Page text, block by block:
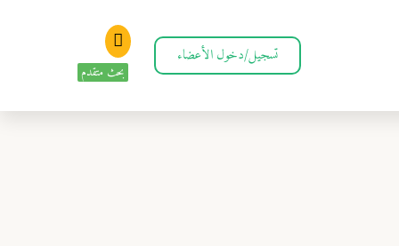
تسجيل/دخول الأعضاء
بحث متقدم